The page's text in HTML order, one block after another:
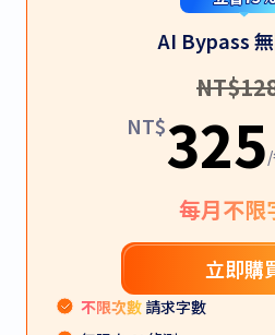
AI Bypass
NT$
NT$325
每月不限
立即購
不限次數 請求字數